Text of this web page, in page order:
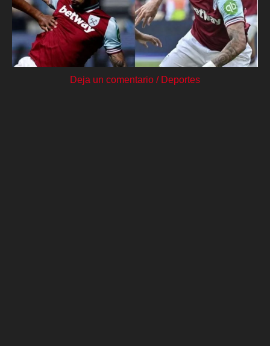
Deja un comentario / Deportes